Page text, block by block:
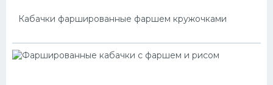
Кабачки фаршированные фаршем кружочками